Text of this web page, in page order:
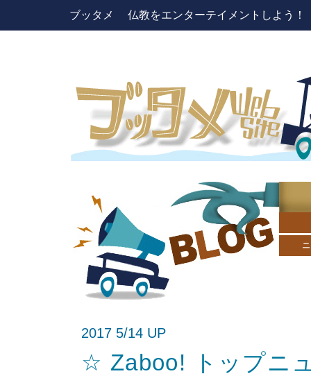
ブッタメ 仏教をエンターテイメントしよう
2017 5/14 UP
☆ Zaboo! トップニ